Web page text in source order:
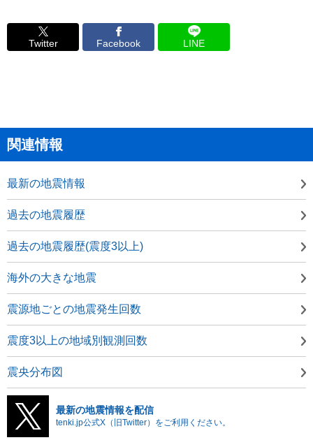
Twitter Facebook LINE
関連情報
最新の地震情報
過去の地震履歴
過去の地震履歴(震度3以上)
海外の大きな地震
震源地ごとの地震発生回数
震度3以上の地域別観測回数
震央分布図
最新の地震情報を配信
tenki.jp公式X（旧Twitter）をご利用ください。